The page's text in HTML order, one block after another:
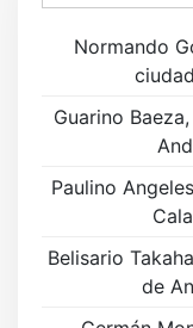
ó
n
e
Normando
Guarino
Paulino
Belisario
de